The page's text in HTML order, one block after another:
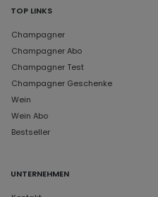
TOP LINKS
Champagner
Champagner Abo
Champagner Test
Champagner Geschenke
Wein
Wein Abo
Bestseller
UNTERNEHMEN